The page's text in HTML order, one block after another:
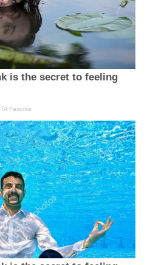
is the secret to feeling
Favorite